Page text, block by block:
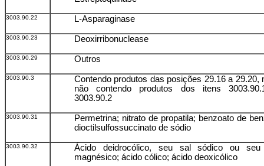
3003.90.22 L-Asparaginase
3003.90.23 Deoxirribonuclease
3003.90.29 Outros
3003.90.3
Contendo produtos das posições 29.16 a 29.20,
não contendo produtos dos itens
3003.90.2
3003.90.31
Permetrina; nitrato de propatila; benzoato de
dioctilsulfossuccinato de sódio
3003.90.32
Ácido deidrocólico, seu sal sódico ou
magnésico; ácido cólico; ácido deoxicólico